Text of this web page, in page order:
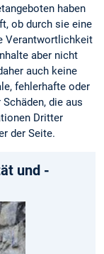
haben
ob durch sie eine
Verantwortlichkeit
aber nicht
auch keine
fehlerhafte oder
die aus
Dritter
der Seite.
und -